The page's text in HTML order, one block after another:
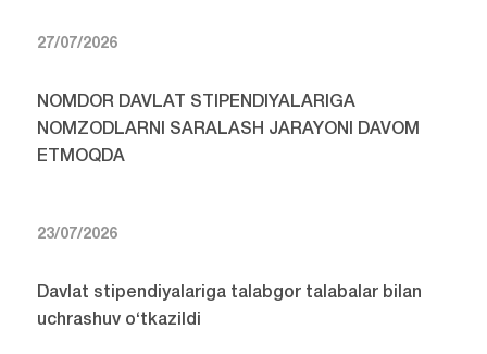
27/07/2026
NOMDOR DAVLAT STIPENDIYALARIGA
NOMZODLARNI SARALASH JARAYONI DAVOM
ETMOQDA
23/07/2026
Davlat stipendiyalariga talabgor talabalar bilan
uchrashuv o‘tkazildi